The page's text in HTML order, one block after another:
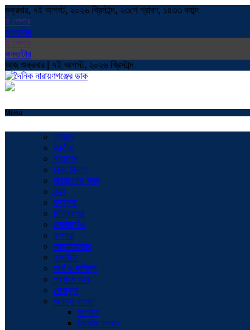
শুক্রবার, ৭ই আগস্ট, ২০২৬ খ্রিস্টাব্দ, ২৩শে শ্রাবণ, ১৪৩৩ বঙ্গাব্দ
ই পেপার
কনভাটার
ই পেপার
কনভাটার
আজ শুক্রবার | ৭ই আগস্ট, ২০২৬ খ্রিস্টাব্দ
Menu
প্রচ্ছদ
জাতীয়
সারাদেশ
ঢাকা বিভাগ
নারায়ণগঞ্জ সদর
বন্দর
ফতুল্লা
সিদ্ধিরগঞ্জ
সোনারগাঁও
রূপগঞ্জ
আড়াইহাজার
রাজনীতি
অর্থ ও বাণিজ্য
প্রবাসে ডাক
খেলাধুলা
অনন্যা সংবাদ
সংগঠন
নিখোঁজ সংবাদ